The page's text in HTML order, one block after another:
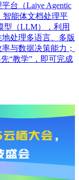
台（Laiye Agentic
智能体文档处理平
型（LLM），利用
处理多语言、多版
与数据决策能力；
“教学”，即可完成